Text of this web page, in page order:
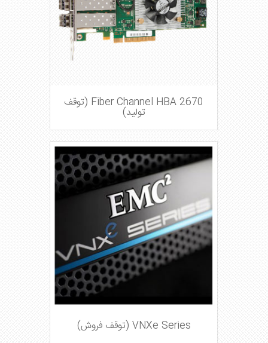
Fiber Channel HBA 2670 (توقف
تولید)
VNXe Series (توقف فروش)